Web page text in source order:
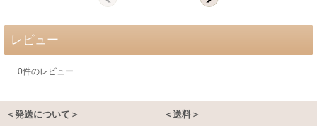
レビュー
0件のレビュー
＜発送について＞ ＜送料＞